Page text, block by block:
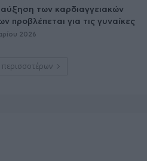
των καρδιαγγειακών
προβλέπεται για τις γυναίκες
2026